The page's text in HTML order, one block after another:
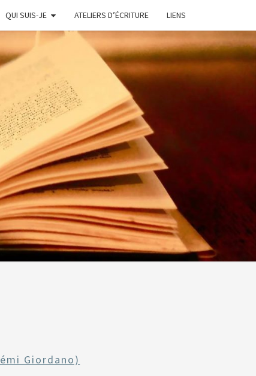
QUI SUIS-JE ATELIERS D’ÉCRITURE LIENS
Giordano)